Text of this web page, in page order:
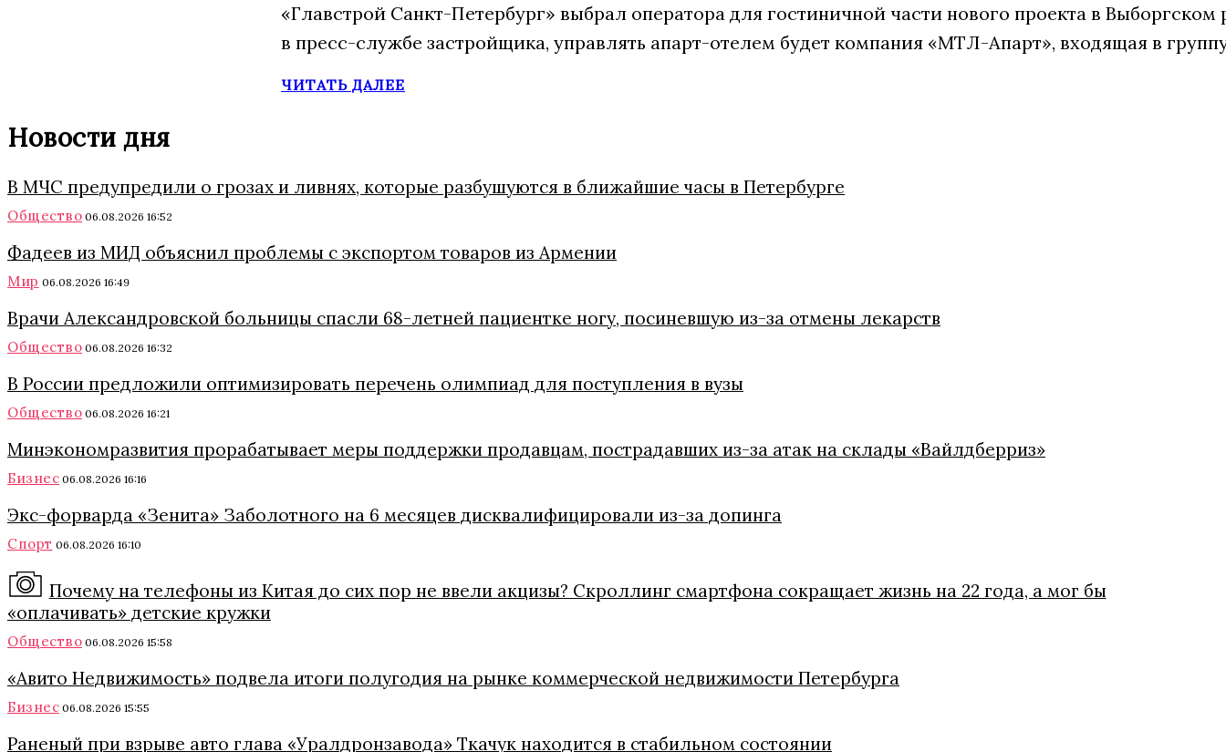
«Главстрой Санкт-Петербург» выбрал оператора для гостиничной части нового проекта в
в пресс-службе застройщика, управлять апарт-отелем будет компания «МТЛ-Апарт», входящая в
ЧИТАТЬ ДАЛЕЕ
Новости дня
В МЧС предупредили о грозах и ливнях, которые разбушуются в ближайшие часы в Петербурге
Общество 06.08.2026 16:52
Фадеев из МИД объяснил проблемы с экспортом товаров из Армении
Мир 06.08.2026 16:49
Врачи Александровской больницы спасли 68-летней пациентке ногу, посиневшую из-за отмены лекарств
Общество 06.08.2026 16:32
В России предложили оптимизировать перечень олимпиад для поступления в вузы
Общество 06.08.2026 16:21
Минэкономразвития прорабатывает меры поддержки продавцам, пострадавших из-за атак на склады «Вайлдберриз»
Бизнес 06.08.2026 16:16
Экс-форварда «Зенита» Заболотного на 6 месяцев дисквалифицировали из-за допинга
Спорт 06.08.2026 16:10
Почему на телефоны из Китая до сих пор не ввели акцизы? Скроллинг смартфона сокращает жизнь на 22 года, а мог бы
«оплачивать» детские кружки
Общество 06.08.2026 15:58
«Авито Недвижимость» подвела итоги полугодия на рынке коммерческой недвижимости Петербурга
Бизнес 06.08.2026 15:55
Раненый при взрыве авто глава «Уралдронзавода» Ткачук находится в стабильном состоянии